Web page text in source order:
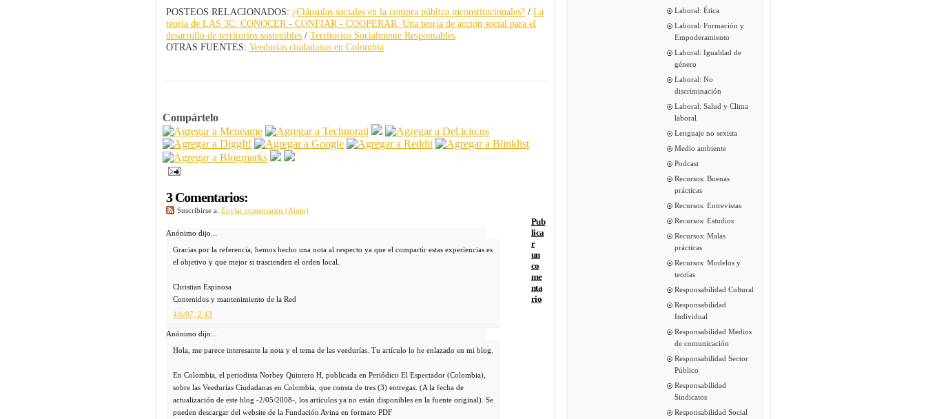
POSTEOS RELACIONADOS: ¿Cláusulas sociales en la compra pública inconstitucionales? / La
teoría de LAS 3C: CONOCER - CONFIAR - COOPERAR. Una teoría de acción social para el
desarrollo de territorios sostenibles / Territorios Socialmente Responsables
OTRAS FUENTES: Veedurías ciudadanas en Colombia
Compártelo
3 Comentarios:
Suscribirse a: Enviar comentarios (Atom)
Anónimo dijo...
Gracias por la referencia, hemos hecho una nota al respecto ya que el compartir estas experiencias es
el objetivo y que mejor si trascienden el orden local.
Christian Espinosa
Contenidos y mantenimiento de la Red
4/6/07, 2:43
Anónimo dijo...
Hola, me parece interesante la nota y el tema de las veedurías. Tu artículo lo he enlazado en mi blog.
En Colombia, el periodista Norbey Quintero H, publicada en Periódico El Espectador (Colombia),
sobre las Veedurías Ciudadanas en Colombia, que consta de tres (3) entregas. (A la fecha de
actualización de este blog -2/05/2008-, los artículos ya no están disponibles en la fuente original). Se
pueden descargar del website de la Fundación Avina en formato PDF
Pub
lica
r
un
co
me
nta
rio
Laboral: Ética
Laboral: Formación y
Empoderamiento
Laboral: Igualdad de
género
Laboral: No
discriminación
Laboral: Salud y Clima
laboral
Lenguaje no sexista
Medio ambiente
Podcast
Recursos: Buenas
prácticas
Recursos: Entrevistas
Recursos: Estudios
Recursos: Malas
prácticas
Recursos: Modelos y
teorías
Responsabilidad Cultural
Responsabilidad
Individual
Responsabilidad Medios
de comunicación
Responsabilidad Sector
Público
Responsabilidad
Sindicatos
Responsabilidad Social